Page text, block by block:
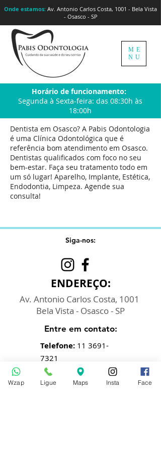
Horário de funcionamento:
Segunda à Sexta-feira: das 08:30h às
18:00h
Onde estamos: Av. Antonio Carlos Costa, 1001 - Bela Vista
- Osasco - SP
ME
NU
Dentista em Osasco? A Pabis Odontologia
é uma Clínica Odontológica que é
referência bom atendimento em Osasco.
Dentistas qualificados com foco no seu
bem-estar. Faça seu tratamento todo em
um só lugar! Aparelho, Implante, Estética,
Endodontia, Limpeza. Agende sua
consulta!
Siga-nos:
ENDEREÇO:
Av. Antonio Carlos Costa, 1001
Bela Vista - Osasco - SP
Entre em contato:
Telefone: 11 3691-
7321
Whatsapp :11 9.4380-
8666
Wzap Ligue Maps Insta Face